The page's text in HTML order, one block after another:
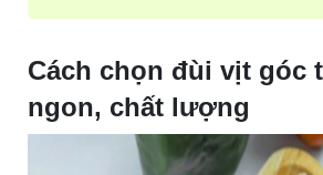
Cách chọn đùi vịt góc
ngon, chất lượng